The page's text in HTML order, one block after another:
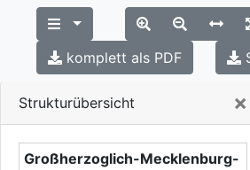
Strukturübersicht ×
Großherzoglich-Mecklenburg-
komplett als PDF